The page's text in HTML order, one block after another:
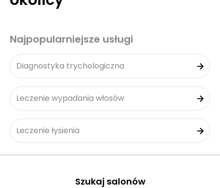
Najpopularniejsze usługi
Diagnostyka trychologiczna
Leczenie wypadania włosów
Leczenie łysienia
Szukaj salonów